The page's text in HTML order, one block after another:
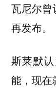
瓦尼尔曾
再发布。
斯莱默
能，现在